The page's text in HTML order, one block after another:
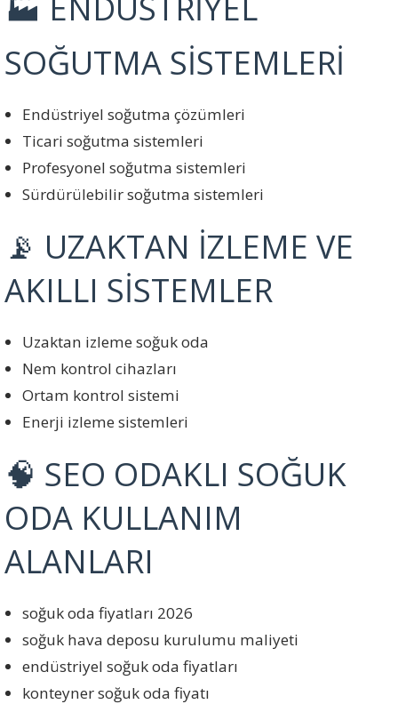
SOĞUTMA SİSTEMLERİ
Endüstriyel soğutma çözümleri
Ticari soğutma sistemleri
Profesyonel soğutma sistemleri
Sürdürülebilir soğutma sistemleri
📡 UZAKTAN İZLEME VE
AKILLI SİSTEMLER
Uzaktan izleme soğuk oda
Nem kontrol cihazları
Ortam kontrol sistemi
Enerji izleme sistemleri
🧠 SEO ODAKLI SOĞUK
ODA KULLANIM
ALANLARI
soğuk oda fiyatları 2026
soğuk hava deposu kurulumu maliyeti
endüstriyel soğuk oda fiyatları
konteyner soğuk oda fiyatı